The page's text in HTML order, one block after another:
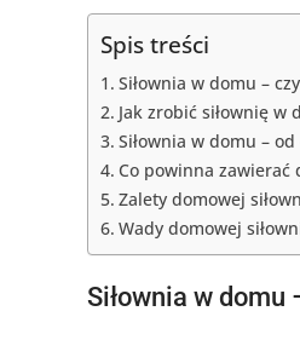
Spis treści
Siłownia w domu –
Jak zrobić siłownię w
Siłownia w domu – od
Co powinna zawierać
Zalety domowej
Wady domowej
Siłownia w